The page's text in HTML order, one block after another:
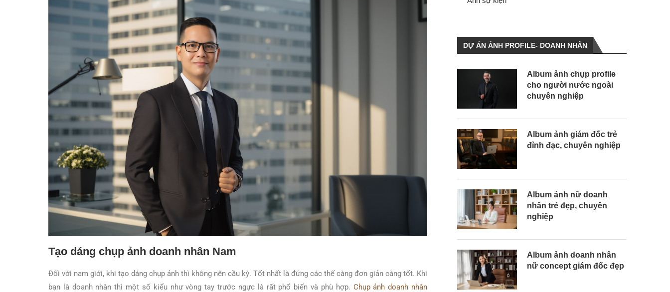
Tạo dáng chụp ảnh doanh nhân Nam
Đối với nam giới, khi tạo dáng chụp ảnh thì không nên cầu kỳ. Tốt nhất là đứng các thế càng đơn giản càng tốt. Khi
bạn là doanh nhân thì một số kiểu như vòng tay trước ngực là rất phổ biến và phù hợp. Chụp ảnh doanh nhân
DỰ ÁN ẢNH PROFILE- DOANH NHÂN
Album ảnh chụp profile
cho người nước ngoài
chuyên nghiệp
Album ảnh giám đốc trẻ
đỉnh đạc, chuyên nghiệp
Album ảnh nữ doanh
nhân trẻ đẹp, chuyên
nghiệp
Album ảnh doanh nhân
nữ concept giám đốc đẹp